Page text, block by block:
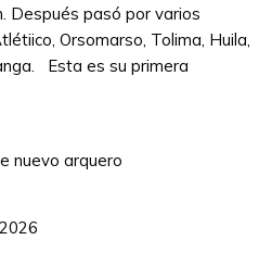
Después pasó por varios
Orsomarso, Tolima, Huila,
Esta es su primera